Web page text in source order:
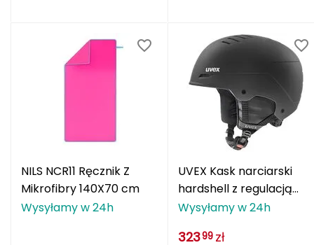
Rab
NILS NCR11 Ręcznik Z
Mikrofibry 140X70 cm
Wysyłamy w 24h
UVEX Kask narciarski
hardshell z regulacją
Wanted szary
Wysyłamy w 24h
32399 zł